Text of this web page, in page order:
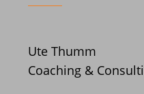
Ute Thumm
Coaching &